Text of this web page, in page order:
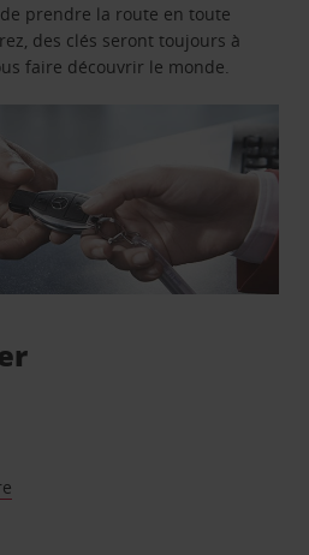
prendre la route en toute
des clés seront toujours à
faire découvrir le monde.